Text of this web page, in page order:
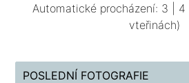
Automatické procházení: 3 4
vteřinách)
POSLEDNÍ FOTOGRAFIE